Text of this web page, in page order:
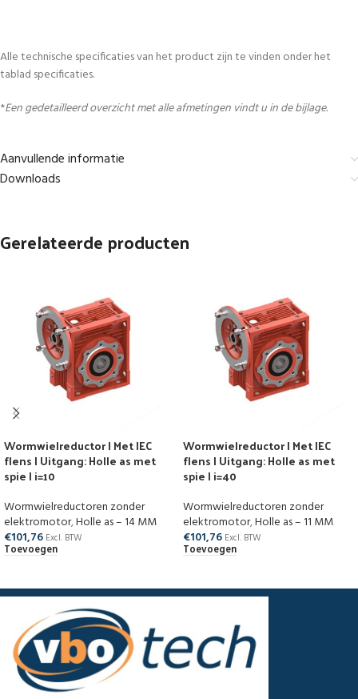
Alle technische specificaties van het product zijn te vinden onder het
tablad specificaties.
*Een gedetailleerd overzicht met alle afmetingen vindt u in de bijlage.
Aanvullende informatie
Downloads
Gerelateerde producten
Wormwielreductor | Met IEC
flens | Uitgang: Holle as met
spie | i=10
Wormwielreductoren zonder
elektromotor,Holle as – 14 MM
€101,76 Excl. BTW
Toevoegen
Wormwielreductor | Met IEC
flens | Uitgang: Holle as met
spie | i=40
Wormwielreductoren zonder
elektromotor,Holle as – 11 MM
€101,76 Excl. BTW
Toevoegen